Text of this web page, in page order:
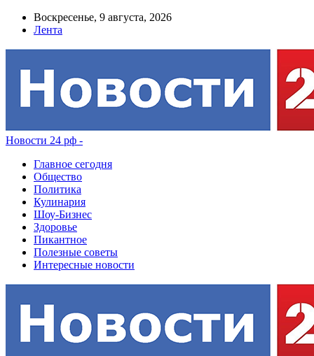
Воскресенье, 9 августа, 2026
Лента
Новости 24 рф -
Главное сегодня
Общество
Политика
Кулинария
Шоу-Бизнес
Здоровье
Пикантное
Полезные советы
Интересные новости